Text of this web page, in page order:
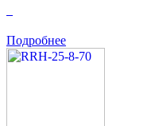
Подробнее